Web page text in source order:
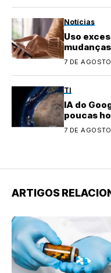
Notícias
Uso
7 DE
TI
IA do
poucas
7 DE
ARTIGOS